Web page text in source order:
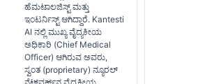
ಹೆಮಟಾಲಜಿಸ್ಟ್ ಮತ್ತು
ಇಂಟರ್ನಿಸ್ಟ್ ಆಗಿದ್ದಾರೆ. Kantesti
AI ನಲ್ಲಿ ಮುಖ್ಯ ವೈದ್ಯಕೀಯ
ಅಧಿಕಾರಿ (Chief Medical
Officer) ಆಗಿರುವ ಅವರು,
ಸ್ವಂತ (proprietary) ನ್ಯೂರಲ್